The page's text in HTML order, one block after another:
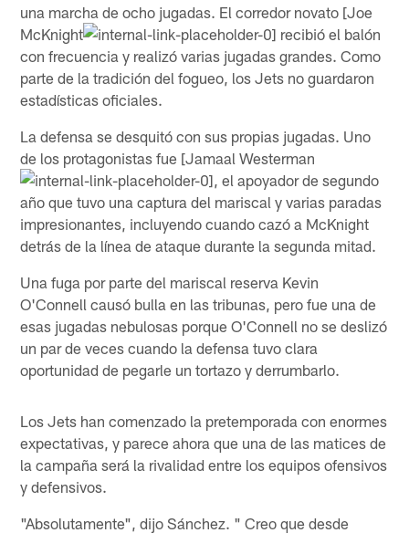
una marcha de ocho jugadas. El corredor novato [Joe
McKnight
recibió el balón
con frecuencia y realizó varias jugadas grandes. Como
parte de la tradición del fogueo, los Jets no guardaron
estadísticas oficiales.
La defensa se desquitó con sus propias jugadas. Uno
de los protagonistas fue [Jamaal Westerman
, el apoyador de segundo
año que tuvo una captura del mariscal y varias paradas
impresionantes, incluyendo cuando cazó a McKnight
detrás de la línea de ataque durante la segunda mitad.
Una fuga por parte del mariscal reserva Kevin
O'Connell causó bulla en las tribunas, pero fue una de
esas jugadas nebulosas porque O'Connell no se deslizó
un par de veces cuando la defensa tuvo clara
oportunidad de pegarle un tortazo y derrumbarlo.
Los Jets han comenzado la pretemporada con enormes
expectativas, y parece ahora que una de las matices de
la campaña será la rivalidad entre los equipos ofensivos
y defensivos.
"Absolutamente", dijo Sánchez. " Creo que desde